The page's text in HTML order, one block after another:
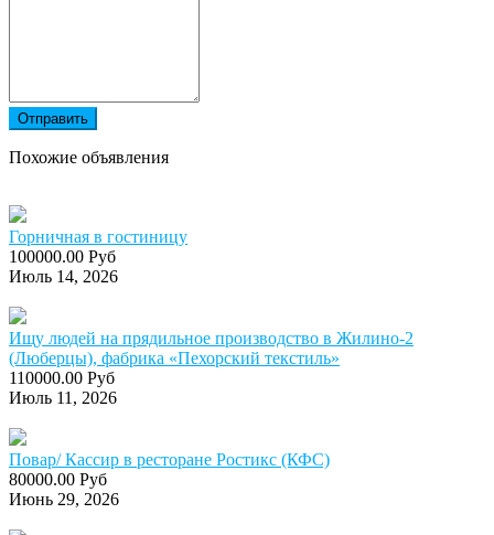
Отправить
Похожие объявления
Горничная в гостиницу
100000.00 Руб
Июль 14, 2026
Ищу людей на прядильное производство в Жилино-2
(Люберцы), фабрика «Пехорский текстиль»
110000.00 Руб
Июль 11, 2026
Повар/ Кассир в ресторане Ростикс (КФС)
80000.00 Руб
Июнь 29, 2026